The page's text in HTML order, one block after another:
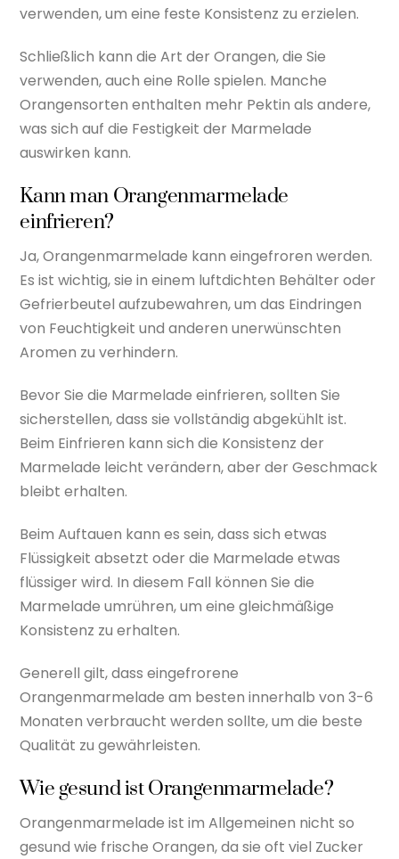
verwenden, um eine feste Konsistenz zu erzielen.
Schließlich kann die Art der Orangen, die Sie
verwenden, auch eine Rolle spielen. Manche
Orangensorten enthalten mehr Pektin als andere,
was sich auf die Festigkeit der Marmelade
auswirken kann.
Kann man Orangenmarmelade
einfrieren?
Ja, Orangenmarmelade kann eingefroren werden.
Es ist wichtig, sie in einem luftdichten Behälter oder
Gefrierbeutel aufzubewahren, um das Eindringen
von Feuchtigkeit und anderen unerwünschten
Aromen zu verhindern.
Bevor Sie die Marmelade einfrieren, sollten Sie
sicherstellen, dass sie vollständig abgekühlt ist.
Beim Einfrieren kann sich die Konsistenz der
Marmelade leicht verändern, aber der Geschmack
bleibt erhalten.
Beim Auftauen kann es sein, dass sich etwas
Flüssigkeit absetzt oder die Marmelade etwas
flüssiger wird. In diesem Fall können Sie die
Marmelade umrühren, um eine gleichmäßige
Konsistenz zu erhalten.
Generell gilt, dass eingefrorene
Orangenmarmelade am besten innerhalb von 3-6
Monaten verbraucht werden sollte, um die beste
Qualität zu gewährleisten.
Wie gesund ist Orangenmarmelade?
Orangenmarmelade ist im Allgemeinen nicht so
gesund wie frische Orangen, da sie oft viel Zucker